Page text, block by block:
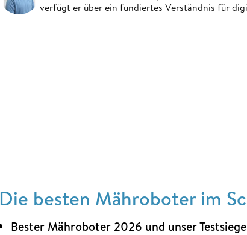
verfügt er über ein fundiertes Verständnis für
Die besten Mähroboter im
Bester Mähroboter 2026 und unser